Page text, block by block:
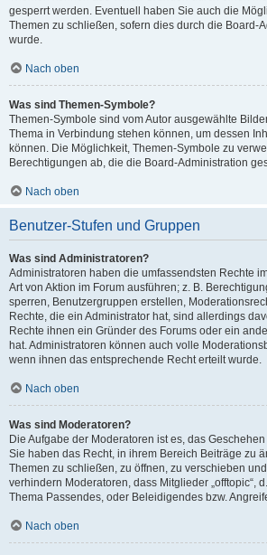
gesperrt werden. Eventuell haben Sie auch die
Themen zu schließen, sofern dies durch die Board-
wurde.
Nach oben
Was sind Themen-Symbole?
Themen-Symbole sind vom Autor ausgewählte
Thema in Verbindung stehen können, um dessen
können. Die Möglichkeit, Themen-Symbole zu
Berechtigungen ab, die die Board-Administration
Nach oben
Benutzer-Stufen und Gruppen
Was sind Administratoren?
Administratoren haben die umfassendsten Rechte
Art von Aktion im Forum ausführen; z. B.
sperren, Benutzergruppen erstellen,
Rechte, die ein Administrator hat, sind allerdings
Rechte ihnen ein Gründer des Forums oder ein
hat. Administratoren können auch volle
wenn ihnen das entsprechende Recht erteilt wurde.
Nach oben
Was sind Moderatoren?
Die Aufgabe der Moderatoren ist es, das
Sie haben das Recht, in ihrem Bereich Beiträge zu
Themen zu schließen, zu öffnen, zu verschieben
verhindern Moderatoren, dass Mitglieder „offtopic“,
Thema Passendes, oder Beleidigendes bzw.
Nach oben